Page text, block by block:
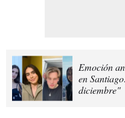
Emoción
en
diciembre"